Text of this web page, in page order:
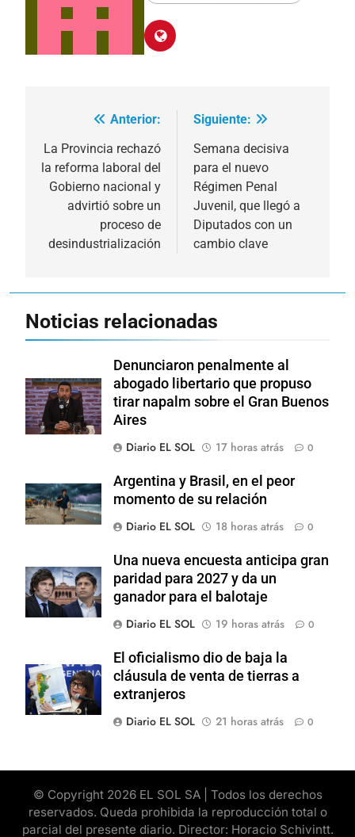
Navegación
de
entradas
Anterior:
La Provincia rechazó
la reforma laboral del
Gobierno nacional y
advirtió sobre un
proceso de
desindustrialización
Siguiente:
Semana decisiva
para el nuevo
Régimen Penal
Juvenil, que llegó a
Diputados con un
cambio clave
Noticias relacionadas
Denunciaron penalmente al
abogado libertario que propuso
tirar napalm sobre el Gran Buenos
Aires
Diario EL SOL
17 horas atrás 0
Argentina y Brasil, en el peor
momento de su relación
Diario EL SOL
18 horas atrás 0
Una nueva encuesta anticipa gran
paridad para 2027 y da un
ganador para el balotaje
Diario EL SOL
19 horas atrás 0
El oficialismo dio de baja la
cláusula de venta de tierras a
extranjeros
Diario EL SOL
21 horas atrás 0
© Copyright 2026 EL SOL SA | Todos los derechos
reservados. Queda prohibida la reproducción total o
parcial del presente diario. Director: Horacio Schivintt.